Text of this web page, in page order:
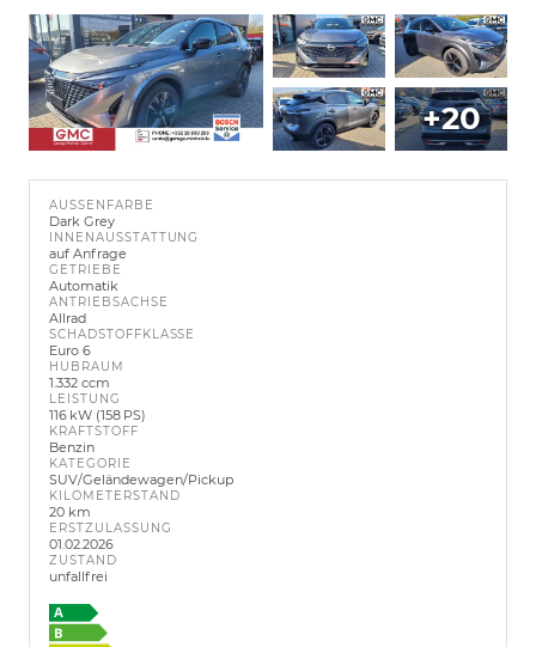
+20
AUSSENFARBE
Dark Grey
INNENAUSSTATTUNG
auf Anfrage
GETRIEBE
Automatik
ANTRIEBSACHSE
Allrad
SCHADSTOFFKLASSE
Euro 6
HUBRAUM
1.332 ccm
LEISTUNG
116 kW (158 PS)
KRAFTSTOFF
Benzin
KATEGORIE
SUV/Geländewagen/Pickup
KILOMETERSTAND
20 km
ERSTZULASSUNG
01.02.2026
ZUSTAND
unfallfrei